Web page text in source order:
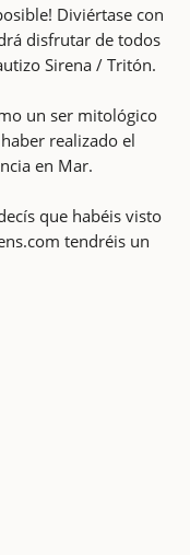
Diviértase con
disfrutar de todos
Sirena / Tritón.
un ser mitológico
realizado el
en Mar.
que habéis visto
tendréis un